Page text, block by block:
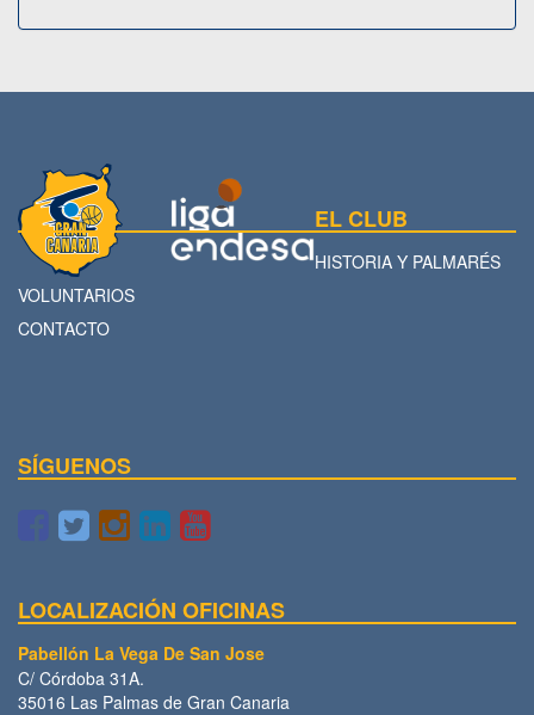
EL CLUB
HISTORIA Y PALMARÉS
VOLUNTARIOS
CONTACTO
SÍGUENOS
LOCALIZACIÓN OFICINAS
Pabellón La Vega De San Jose
C/ Córdoba 31A.
35016 Las Palmas de Gran Canaria